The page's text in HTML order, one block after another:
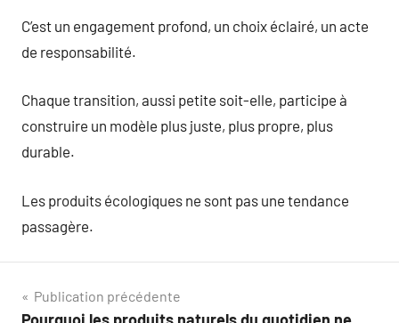
C’est un engagement profond, un choix éclairé, un acte
de responsabilité.
Chaque transition, aussi petite soit-elle, participe à
construire un modèle plus juste, plus propre, plus
durable.
Les produits écologiques ne sont pas une tendance
passagère.
Navigation
Publication précédente